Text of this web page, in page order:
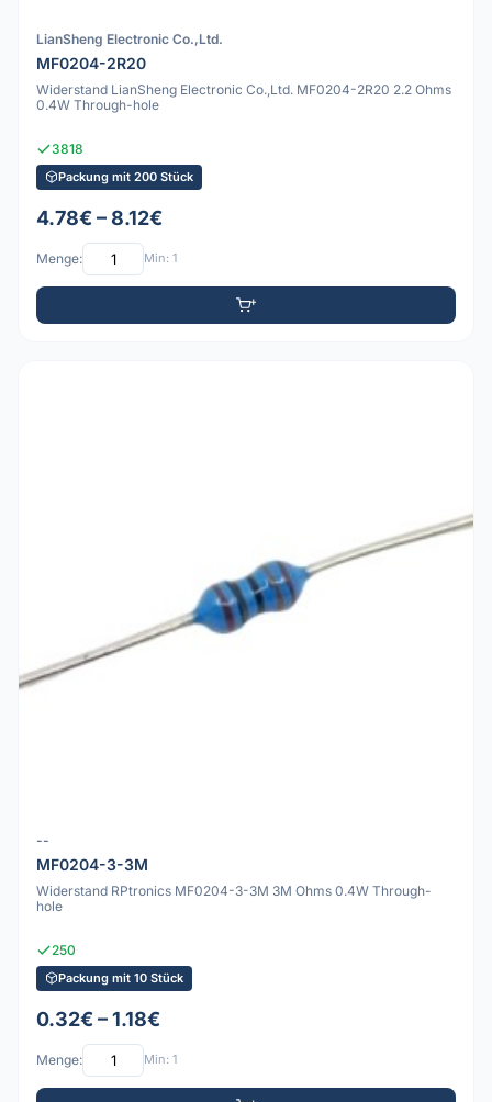
LianSheng Electronic Co.,Ltd.
MF0204-2R20
Widerstand LianSheng Electronic Co.,Ltd. MF0204-2R20 2.2 Ohms
0.4W Through-hole
3818
Packung mit 200 Stück
4.78€ – 8.12€
Menge: Min: 1
--
MF0204-3-3M
Widerstand RPtronics MF0204-3-3M 3M Ohms 0.4W Through-
hole
250
Packung mit 10 Stück
0.32€ – 1.18€
Menge: Min: 1